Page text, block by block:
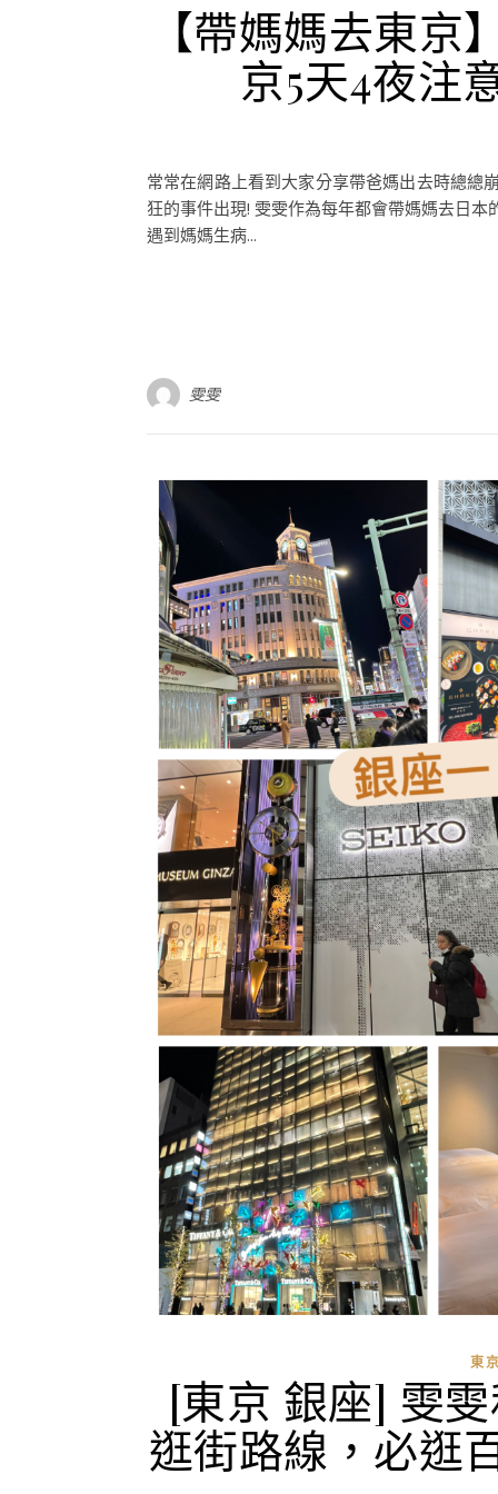
【帶媽媽去東
京5天4夜注
常常在網路上看到大家分享帶爸媽出去時總總
狂的事件出現! 雯雯作為每年都會帶媽媽去日
遇到媽媽生病...
雯雯
東
[東京 銀座] 雯
逛街路線，必逛